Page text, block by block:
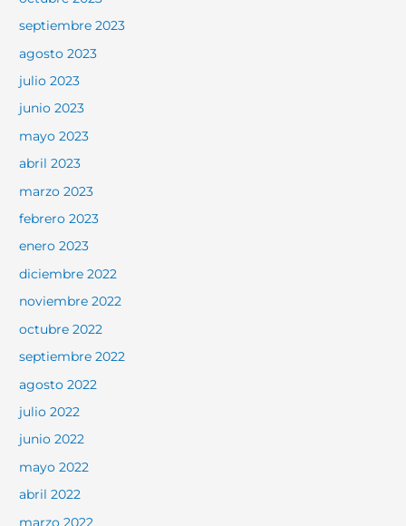
septiembre 2023
agosto 2023
julio 2023
junio 2023
mayo 2023
abril 2023
marzo 2023
febrero 2023
enero 2023
diciembre 2022
noviembre 2022
octubre 2022
septiembre 2022
agosto 2022
julio 2022
junio 2022
mayo 2022
abril 2022
marzo 2022